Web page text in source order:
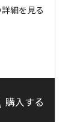
細を見る
購入する